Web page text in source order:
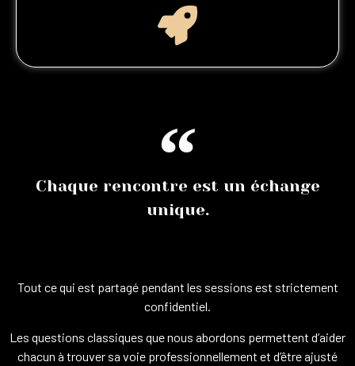
Chaque rencontre est un échange
unique.
Tout ce qui est partagé pendant les sessions est strictement
confidentiel.
Les questions classiques que nous abordons permettent d’aider
chacun à trouver sa voie professionnellement et d’être ajusté